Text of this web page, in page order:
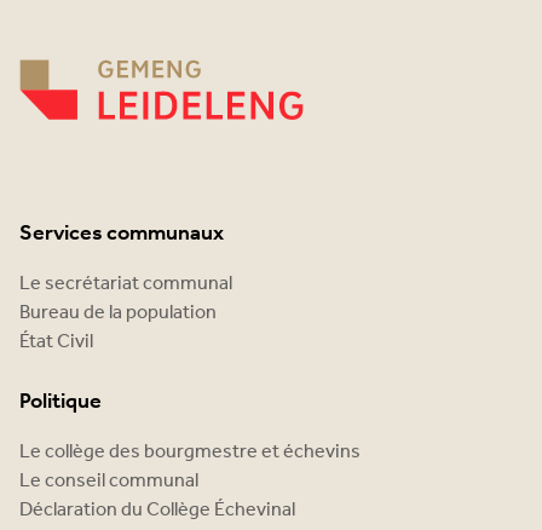
Services communaux
Le secrétariat communal
Bureau de la population
État Civil
Politique
Le collège des bourgmestre et échevins
Le conseil communal
Déclaration du Collège Échevinal